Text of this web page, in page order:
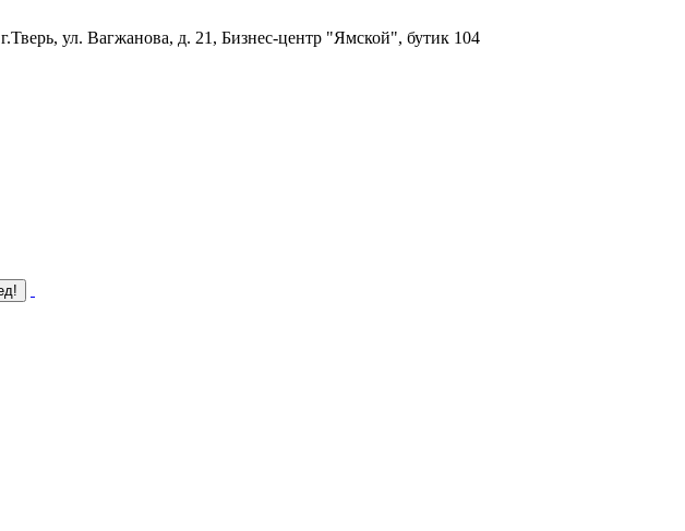
г.Тверь, ул. Вагжанова, д. 21, Бизнес-центр "Ямской", бутик 104